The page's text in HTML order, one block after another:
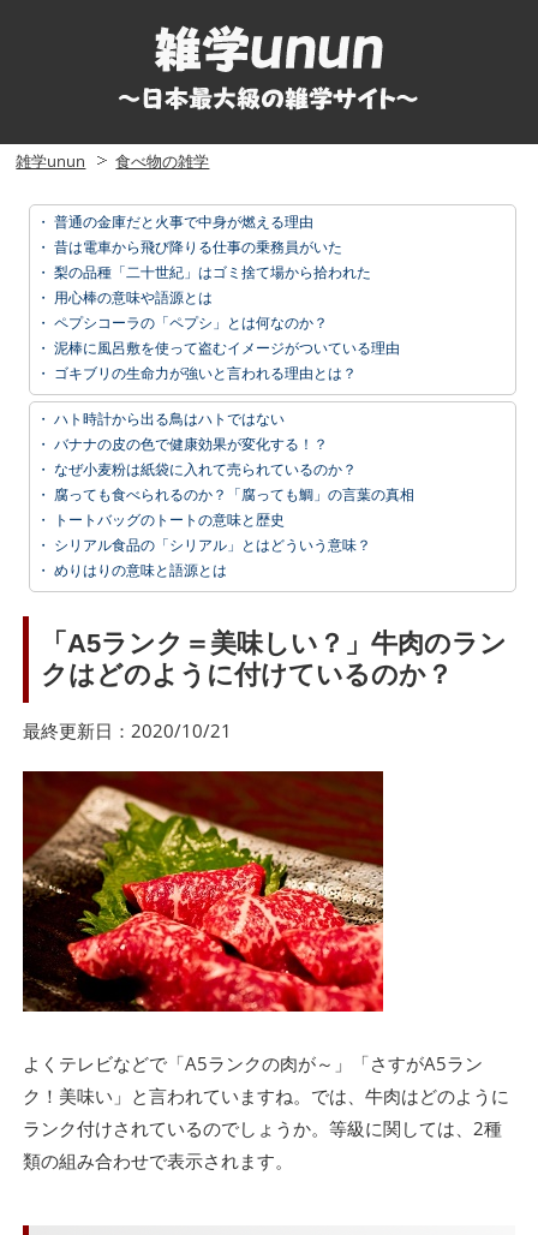
雑学unun 食べ物の雑学
・ 普通の金庫だと火事で中身が燃える理由
・ 昔は電車から飛び降りる仕事の乗務員がいた
・ 梨の品種「二十世紀」はゴミ捨て場から拾われた
・ 用心棒の意味や語源とは
・ ペプシコーラの「ペプシ」とは何なのか？
・ 泥棒に風呂敷を使って盗むイメージがついている理由
・ ゴキブリの生命力が強いと言われる理由とは？
・ ハト時計から出る鳥はハトではない
・ バナナの皮の色で健康効果が変化する！？
・ なぜ小麦粉は紙袋に入れて売られているのか？
・ 腐っても食べられるのか？「腐っても鯛」の言葉の真相
・
トートバッグのトートの意味と歴史
・ シリアル食品の「シリアル」とはどういう意味？
・ めりはりの意味と語源とは
「A5ランク＝美味しい？」牛肉のラン
クはどのように付けているのか？
最終更新日：2020/10/21
よくテレビなどで「A5ランクの肉が～」「さすがA5ラン
ク！美味い」と言われていますね。では、牛肉はどのように
ランク付けされているのでしょうか。等級に関しては、2種
類の組み合わせで表示されます。